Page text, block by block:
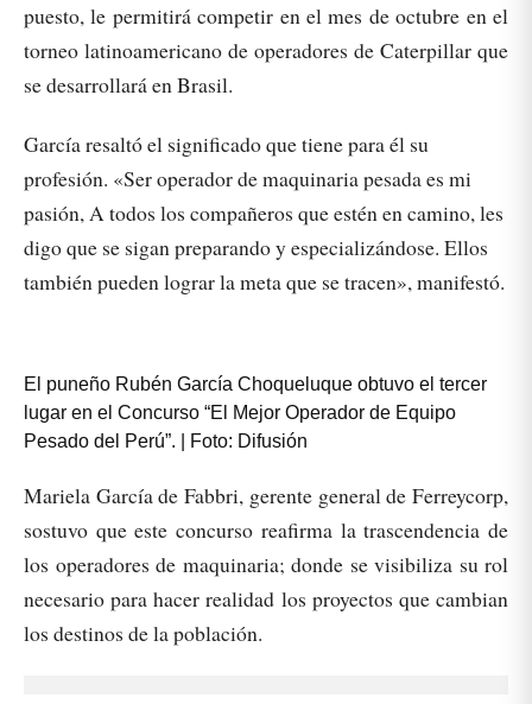
puesto, le permitirá competir en el mes de octubre en el
torneo latinoamericano de operadores de Caterpillar que
se desarrollará en Brasil.
García resaltó el significado que tiene para él su
profesión. «Ser operador de maquinaria pesada es mi
pasión, A todos los compañeros que estén en camino, les
digo que se sigan preparando y especializándose. Ellos
también pueden lograr la meta que se tracen», manifestó.
El puneño Rubén García Choqueluque obtuvo el tercer
lugar en el Concurso “El Mejor Operador de Equipo
Pesado del Perú”. | Foto: Difusión
Mariela García de Fabbri, gerente general de Ferreycorp,
sostuvo que este concurso reafirma la trascendencia de
los operadores de maquinaria; donde se visibiliza su rol
necesario para hacer realidad los proyectos que cambian
los destinos de la población.